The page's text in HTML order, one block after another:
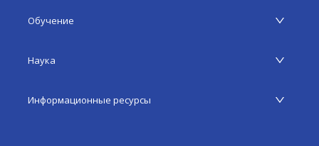
Обучение
Наука
Информационные ресурсы